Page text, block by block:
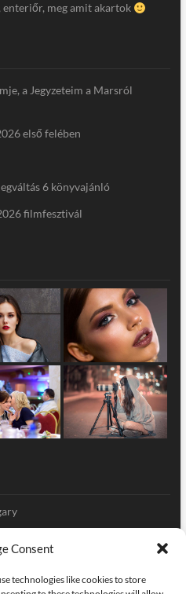
Consent
technologies like cookies to store
meg amit akartok
a Jegyzeteim a Marsról
első felében
6 könyvajánló
filmfesztivál